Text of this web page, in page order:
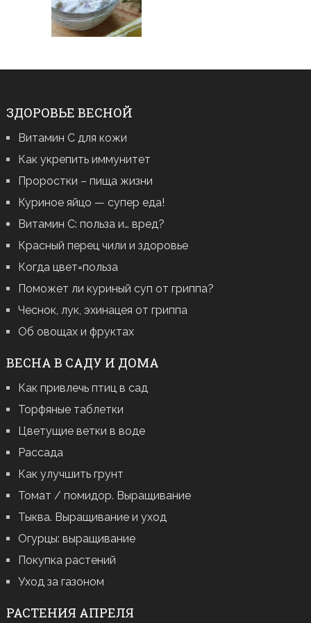
ЗДОРОВЬЕ ВЕСНОЙ
Витамин С для кожи
Как укрепить иммунитет
Проростки – пища жизни
Куриное яйцо — супер еда!
Витамин С: польза и… вред?
Красный перец чили и здоровье
Когда цвет=польза
Поможет ли куриный суп от гриппа?
Чеснок, лук, эхинацея от гриппа
Об овощах и фруктах
ВЕСНА В САДУ И ДОМА
Как привлечь птиц в сад
Торфяные таблетки
Цветущие ветки в воде
Рассада
Как улучшить грунт
Томат / помидор. Выращивание
Тыква. Выращивание и уход
Огурцы: выращивание
Покупка растений
Уход за газоном
РАСТЕНИЯ АПРЕЛЯ